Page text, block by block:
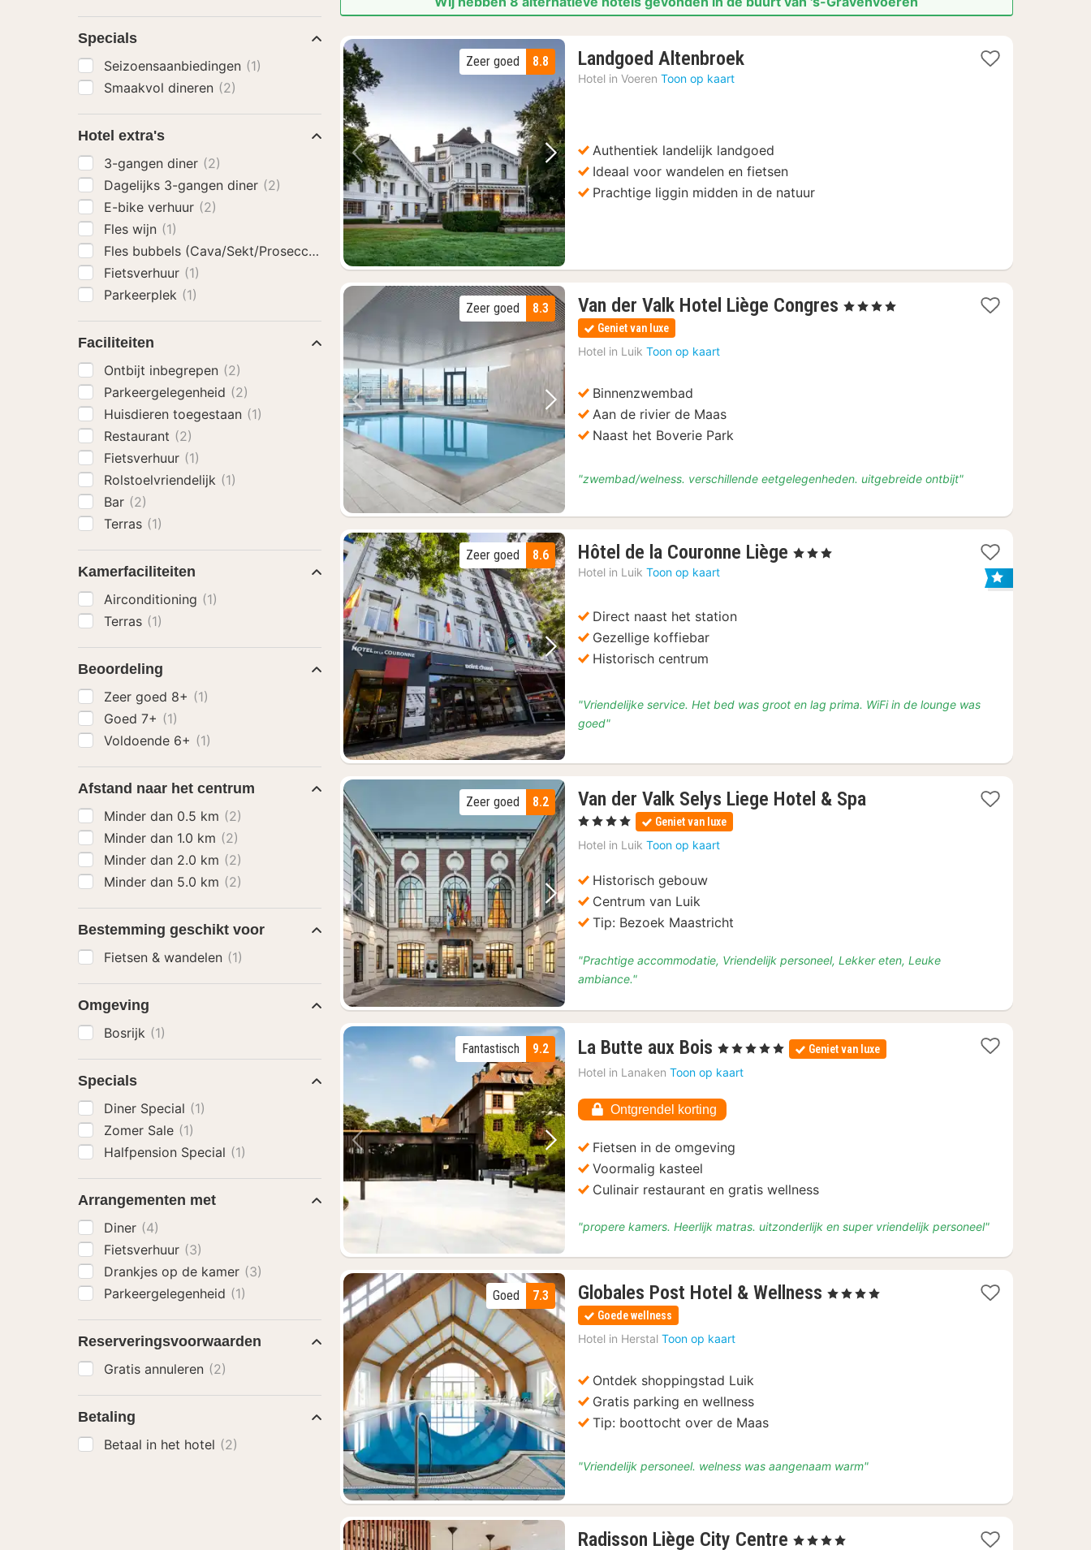
Vorige foto Volgende foto
8.8
Zeer goed Landgoed Altenbroek1
Hotel in Voeren Toon op kaart
Authentiek landelijk landgoed
Ideaal voor wandelen en fietsen
Prachtige liggin midden in de natuur
Vorige foto Volgende foto
8.3
Zeer goed Van der Valk Hotel Liège Congres 1
, 4 Sterren
Geniet van luxe
Hotel in Luik Toon op kaart
Binnenzwembad
Aan de rivier de Maas
Naast het Boverie Park
"zwembad/welness. verschillende eetgelegenheden. uitgebreide ontbijt"
Vorige foto Volgende foto
8.6
Zeer goed Hôtel de la Couronne Liège 2
, 3 Sterren
Hotel in Luik Toon op kaart
Direct naast het station
Gezellige koffiebar
Historisch centrum
"Vriendelijke service. Het bed was groot en lag prima. WiFi in de lounge was
goed"
Vorige foto Volgende foto
8.2
Zeer goed Van der Valk Selys Liege Hotel & Spa
, 4 Sterren Geniet van luxe
Hotel in Luik Toon op kaart
Historisch gebouw
Centrum van Luik
Tip: Bezoek Maastricht
"Prachtige accommodatie, Vriendelijk personeel, Lekker eten, Leuke
ambiance."
Vorige foto Volgende foto
9.2
Fantastisch La Butte aux Bois 1
nacht
vanaf
€
235
, 5 Sterren Geniet van luxe
Hotel in Lanaken Toon op kaart
Ontgrendel korting
Fietsen in de omgeving
Voormalig kasteel
Culinair restaurant en gratis wellness
"propere kamers. Heerlijk matras. uitzonderlijk en super vriendelijk personeel"
Vorige foto Volgende foto
7.3
Goed Globales Post Hotel & Wellness 1
, 4 Sterren
Goede wellness
Hotel in Herstal Toon op kaart
Ontdek shoppingstad Luik
Gratis parking en wellness
Tip: boottocht over de Maas
"Vriendelijk personeel. welness was aangenaam warm"
Radisson Liège City Centre 1
, 4 Sterren
Specials
Seizoensaanbiedingen (1)
Smaakvol dineren (2)
Hotel extra's
3-gangen diner (2)
Dagelijks 3-gangen diner (2)
E-bike verhuur (2)
Fles wijn (1)
Fles bubbels (Cava/Sekt/Prosecco)
(2)
Fietsverhuur (1)
Parkeerplek (1)
Faciliteiten
Ontbijt inbegrepen (2)
Parkeergelegenheid (2)
Huisdieren toegestaan (1)
Restaurant (2)
Fietsverhuur (1)
Rolstoelvriendelijk (1)
Bar (2)
Terras (1)
Kamerfaciliteiten
Airconditioning (1)
Terras (1)
Beoordeling
Zeer goed 8+ (1)
Goed 7+ (1)
Voldoende 6+ (1)
Afstand naar het centrum
Minder dan 0.5 km (2)
Minder dan 1.0 km (2)
Minder dan 2.0 km (2)
Minder dan 5.0 km (2)
Bestemming geschikt voor
Fietsen & wandelen (1)
Omgeving
Bosrijk (1)
Specials
Diner Special (1)
Zomer Sale (1)
Halfpension Special (1)
Arrangementen met
Diner (4)
Fietsverhuur (3)
Drankjes op de kamer (3)
Parkeergelegenheid (1)
Reserveringsvoorwaarden
Gratis annuleren (2)
Betaling
Betaal in het hotel (2)